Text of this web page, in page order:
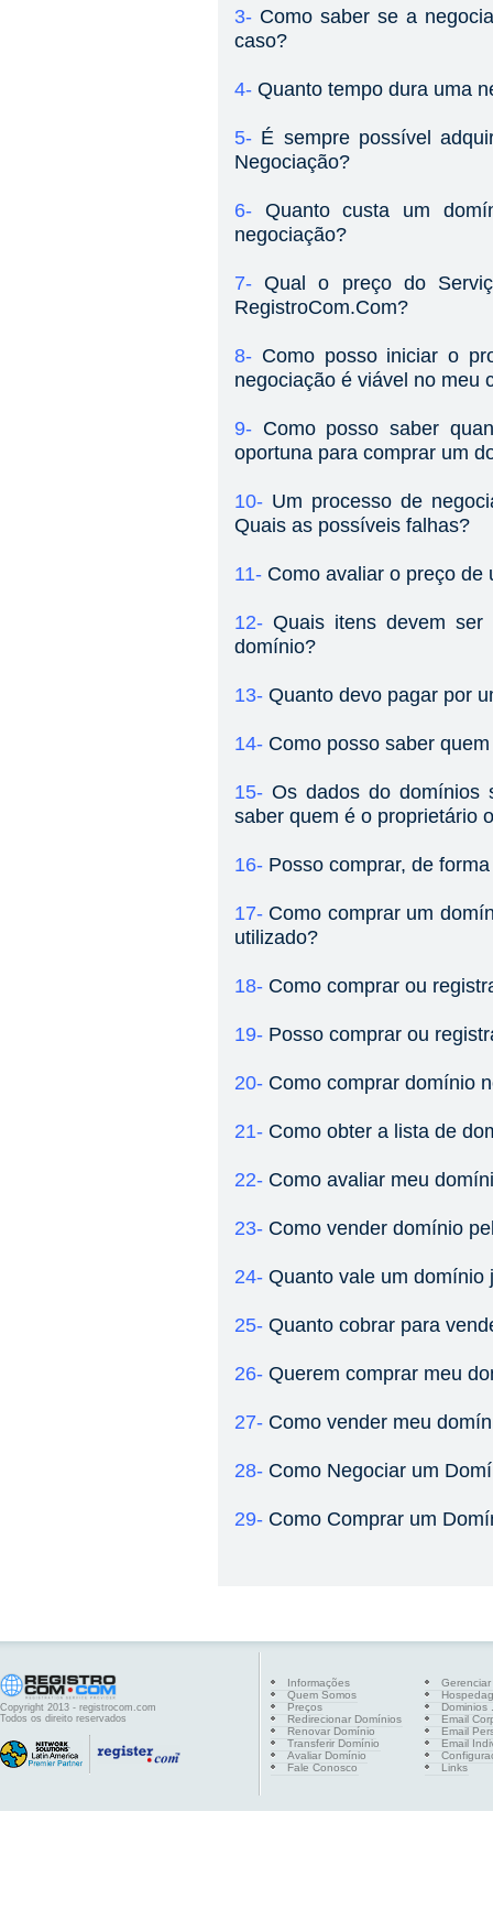
3- Como saber se a
caso?
4- Quanto tempo dura uma
5- É sempre possível
Negociação?
6- Quanto custa um
negociação?
7-Qual o preço do
RegistroCom.Com?
8- Como posso iniciar o
negociação é viável no meu
9- Como posso saber
oportuna para comprar um
10- Um processo de
Quais as possíveis falhas?
11- Como avaliar o preço de
12- Quais itens devem
domínio?
13- Quanto devo pagar por
14- Como posso saber
15- Os dados do domínios
saber quem é o proprietário
16- Posso comprar, de
17- Como comprar um
utilizado?
18- Como comprar ou
19- Posso comprar ou
20- Como comprar domínio
21- Como obter a lista de
22- Como avaliar meu
23- Como vender domínio
24- Quanto vale um domínio
25- Quanto cobrar para
26- Querem comprar meu
27- Como vender meu
28- Como Negociar um
29- Como Comprar um
Copyright 2013 - registrocom.com
Todos os direito reservados
Informações
Quem Somos
Preços
Redirecionar Domínios
Renovar Domínio
Transferir Domínio
Avaliar Domínio
Fale Conosco
Dominios
Email
Email
Email
Links